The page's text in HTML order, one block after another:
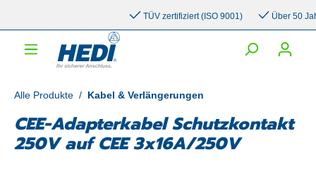
TÜV zertifiziert (ISO 9001) Über 50
Alle Produkte / Kabel & Verlängerungen
CEE-Adapterkabel Schutzkontakt
250V auf CEE 3x16A/250V